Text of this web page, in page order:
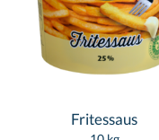
Fritessaus